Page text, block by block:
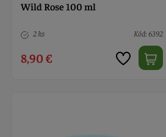
Wild Rose 100 ml
2 ks Kód: 6392
8,90 €